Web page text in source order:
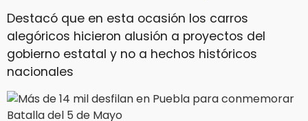
Destacó que en esta ocasión los carros
alegóricos hicieron alusión a proyectos del
gobierno estatal y no a hechos históricos
nacionales